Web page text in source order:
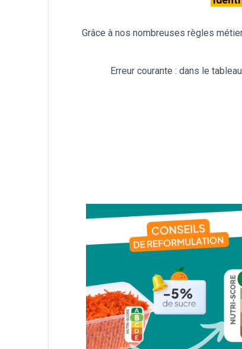
Grâce à nos nombreuses règles
Erreur courante : dans le